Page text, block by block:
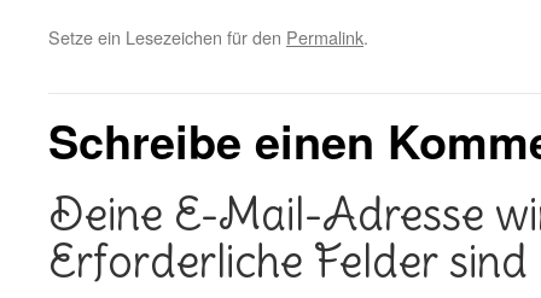
Setze ein Lesezeichen für den Permalink.
Schreibe einen
Deine E-Mail-Adresse
Erforderliche Felder